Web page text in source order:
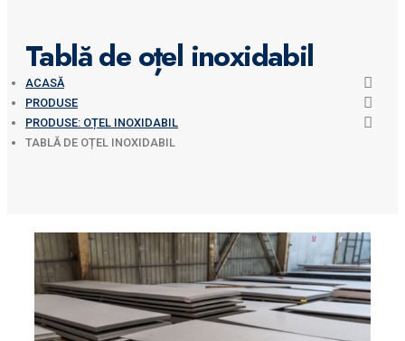
Tablă de oțel inoxidabil
ACASĂ
PRODUSE
PRODUSE: OȚEL INOXIDABIL
TABLĂ DE OȚEL INOXIDABIL